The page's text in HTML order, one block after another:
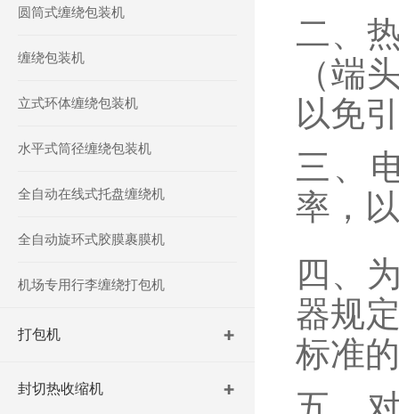
圆筒式缠绕包装机
缠绕包装机
立式环体缠绕包装机
水平式筒径缠绕包装机
全自动在线式托盘缠绕机
全自动旋环式胶膜裹膜机
机场专用行李缠绕打包机
打包机
封切热收缩机
二、
（端
以免
三、
率，
四、
器规
标准